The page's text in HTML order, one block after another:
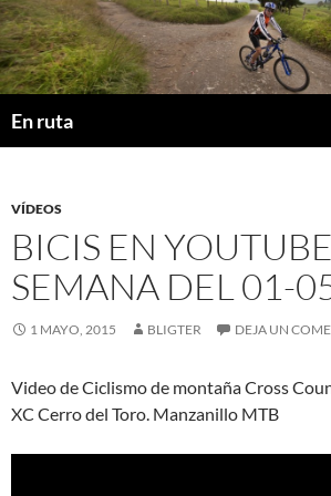
Saltar
al
contenido
En ruta
VÍDEOS
BICIS EN YOUTUBE
SEMANA DEL 01-
1 MAYO, 2015 BLIGTER DEJA UN
Video de Ciclismo de montaña Cross
XC Cerro del Toro. Manzanillo MTB